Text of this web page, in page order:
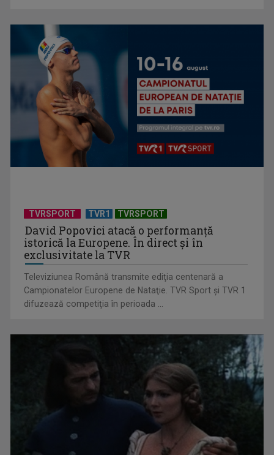
„Cerul” trupei Proconsul – a şasea cea mai votată piesă în
concursul „Cerbul ...
TVRSPORT TVR1 TVRSPORT
David Popovici atacă o performanţă
istorică la Europene. În direct şi în
exclusivitate la TVR
Televiziunea Română transmite ediţia centenară a
Campionatelor Europene de Nataţie. TVR Sport şi TVR 1
difuzează competiţia în perioada ...